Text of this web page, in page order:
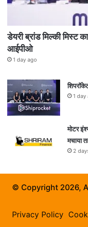
डेयरी ब्रांड मिल्की मिस्ट
आईपीओ
1 day ago
1 day
मोटर
मचाया
2
© Copyright 2026,
Privacy Policy